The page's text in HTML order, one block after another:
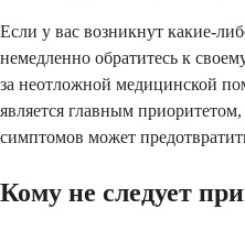
Если у вас возникнут какие-
немедленно обратитесь к
за неотложной медицинской
является главным
симптомов может
Кому не следует